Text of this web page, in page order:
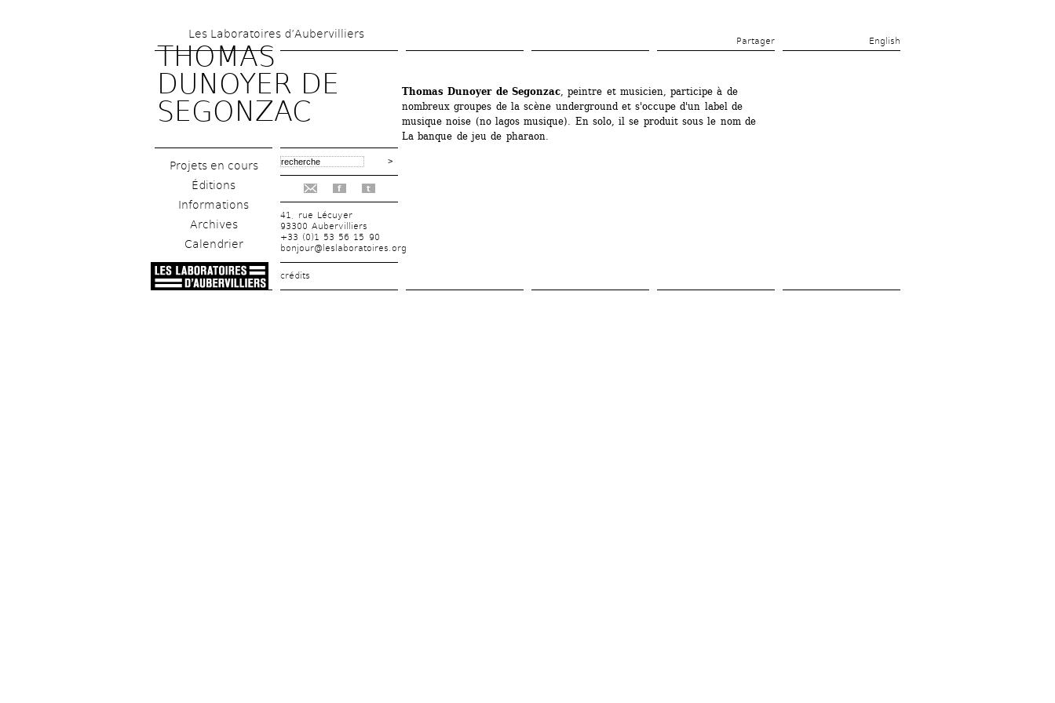
contenu
Les Laboratoires d’Aubervilliers
Partager English
THOMAS
DUNOYER DE
SEGONZAC
Projets en cours
Éditions
Informations
Archives
Calendrier
f t
41, rue Lécuyer
93300 Aubervilliers
+33 (0)1 53 56 15 90
bonjour@leslaboratoires.org
crédits
Thomas Dunoyer de Segonzac, peintre et musicien, participe à de
nombreux groupes de la scène underground et s'occupe d'un label de
musique noise (no lagos musique). En solo, il se produit sous le nom de
La banque de jeu de pharaon.